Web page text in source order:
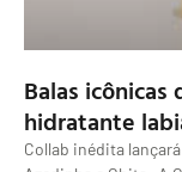
Balas
hidratante
Collab inédita